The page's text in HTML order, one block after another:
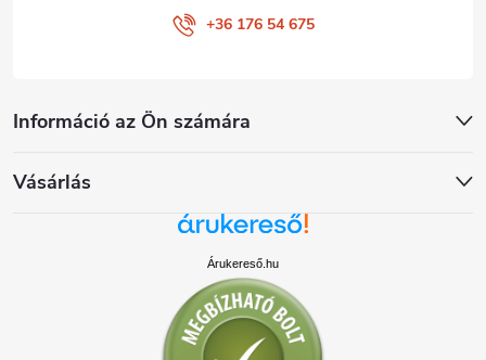
Információ az Ön számára
Vásárlás
+36 176 54 675
Árukereső.hu